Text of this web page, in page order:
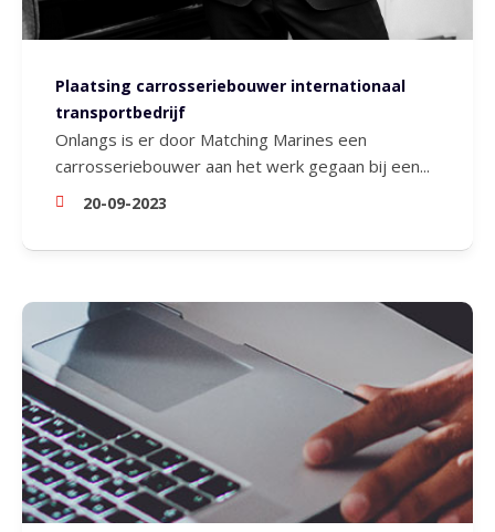
Plaatsing carrosseriebouwer internationaal
transportbedrijf
Onlangs is er door Matching Marines een
carrosseriebouwer aan het werk gegaan bij een...
20-09-2023